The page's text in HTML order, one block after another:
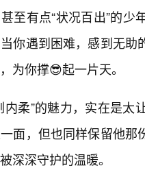
至有点“状况百出”的
你遇到困难，感到无
为你撑😎起一片天。
内柔”的魅力，实在是
面，但也同样保留他
深深守护的温暖。